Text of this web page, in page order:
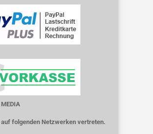
auf folgenden Netzwerken vertreten.